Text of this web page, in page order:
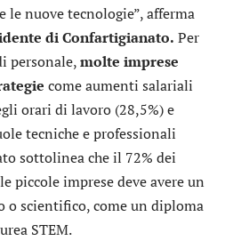
le nuove tecnologie”, afferma
di Confartigianato. Per
personale,molte imprese
come aumenti salariali
orari di lavoro (28,5%) e
tecniche e professionali
sottolinea che il 72% dei
piccole imprese deve avere un
scientifico, come un diploma
STEM.